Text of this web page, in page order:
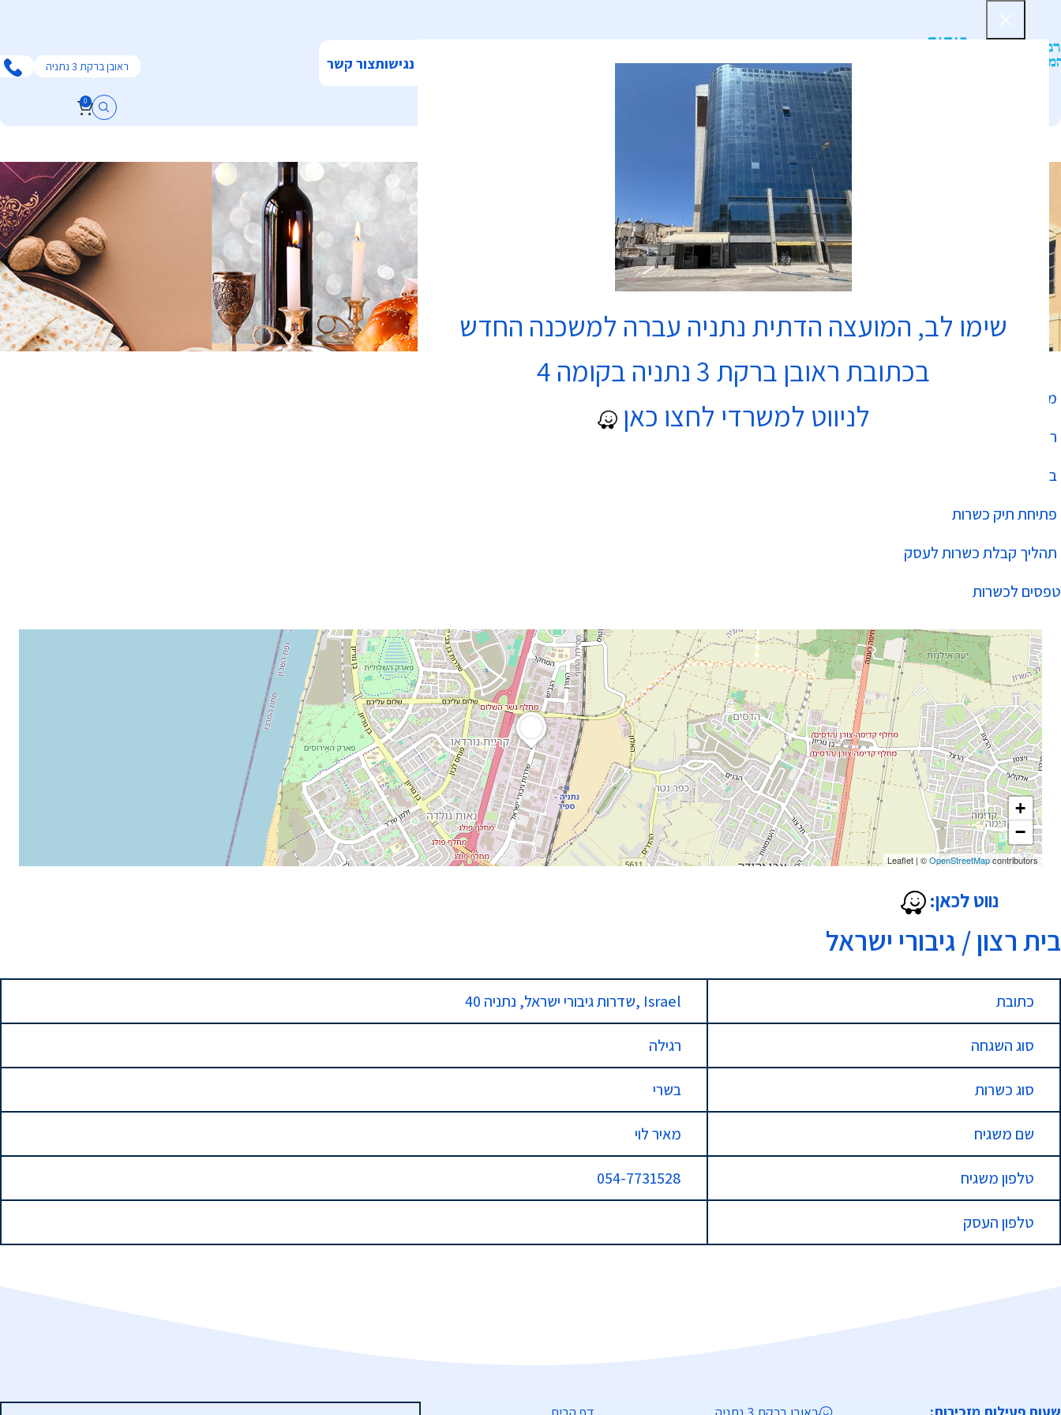
שימו לב, המועצה הדתית נתניה עברה למשכנה החדש
בכתובת ראובן ברקת 3 נתניה בקומה 4
לניווט למשרדי לחצו כאן
דף הביתאודות המועצה הצהרת נגישותצור קשר ראובן ברקת 3 נתניה
0
כשרות
מחלקת כשרות
רשימת עסקים כשרים
בהידור הכשרות
פתיחת תיק כשרות
תהליך קבלת כשרות לעסק
טפסים לכשרות
+
−
Leaflet | ©OpenStreetMapcontributors
נווט לכאן:
בית רצון / גיבורי ישראל
כתובת 40 שדרות גיבורי ישראל, נתניה, Israel
סוג השגחה רגילה
סוג כשרות בשרי
שם משגיח מאיר לוי
טלפון משגיח 054-7731528
טלפון העסק